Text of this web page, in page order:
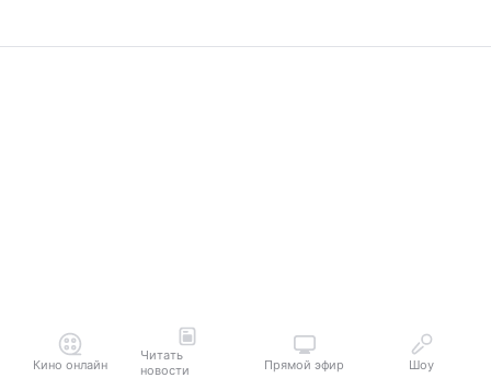
Кино онлайн
Читать
новости
Прямой эфир Шоу